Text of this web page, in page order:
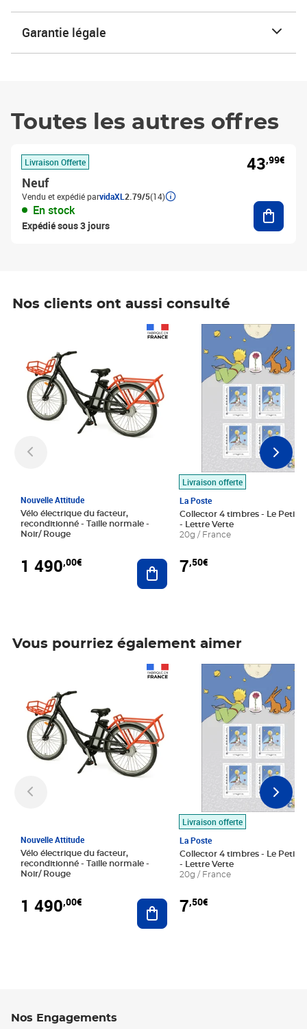
Garantie légale
Toutes les autres offres
Livraison Offerte
Neuf
Vendu et expédié parvidaXL 2.79/5(14)
En stock
Expédié sous 3 jours
43,99€
Nos clients ont aussi consulté
Nouvelle Attitude
Vélo électrique du facteur,
reconditionné - Taille normale -
Noir/ Rouge
1 490,00€ Ajouter au panier
Livraison offerte
La Poste
Collector 4 timbres - Le Petit
- Lettre Verte
20g / France
7,50€
Prix 7,50€
Vous pourriez également aimer
Nouvelle Attitude
Vélo électrique du facteur,
reconditionné - Taille normale -
Noir/ Rouge
1 490,00€ Ajouter au panier
Livraison offerte
La Poste
Collector 4 timbres - Le Petit
- Lettre Verte
20g / France
7,50€
Prix 7,50€
Nos Engagements